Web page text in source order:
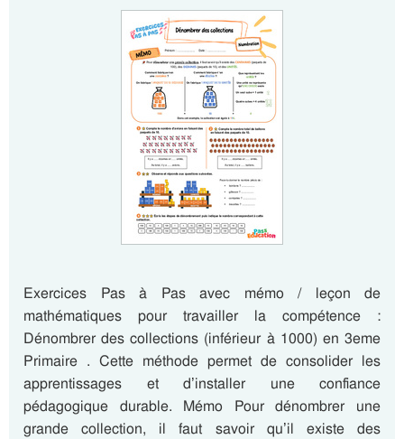
Exercices Pas à Pas avec mémo / leçon de
mathématiques pour travailler la compétence :
Dénombrer des collections (inférieur à 1000) en 3eme
Primaire . Cette méthode permet de consolider les
apprentissages et d’installer une confiance
pédagogique durable. Mémo Pour dénombrer une
grande collection, il faut savoir qu’il existe des